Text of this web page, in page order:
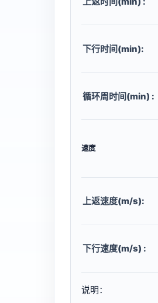
下行时间(min):
循环周时间(min) :
速度
上返速度(m/s):
下行速度(m/s) :
说明：